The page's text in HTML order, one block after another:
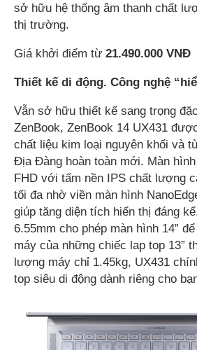
sở hữu hệ thống âm thanh chất
thị trường.
Giá khởi điểm từ 21.490.000 VNĐ
Thiết kế di động. Công nghệ
Vẫn sở hữu thiết kế sang trọng
ZenBook, ZenBook 14 UX431
chất liệu kim loại nguyên khối và
Địa Đàng hoàn toàn mới. Màn hình
FHD với tấm nền IPS chất lượng
tối đa nhờ viền màn hình
giúp tăng diện tích hiển thị đáng
6.55mm cho phép màn hình 14”
máy của những chiếc lap top 13”
lượng máy chỉ 1.45kg, UX431
top siêu di động dành riêng cho